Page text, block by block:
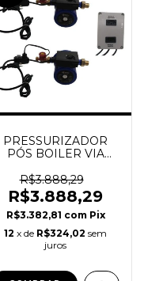
PRESSURIZADOR
PÓS BOILER VIA
ORBITEC (CERÂMICA
)
R$3.888,29
R$3.888,29
R$3.382,81 com Pix
12 x de R$324,02 sem
juros